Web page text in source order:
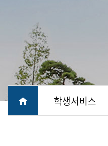
학생서비스